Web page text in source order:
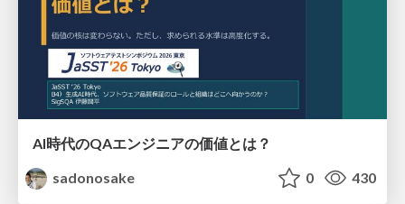
AI時代のQAエンジニアの価値とは？
sadonosake
0 430